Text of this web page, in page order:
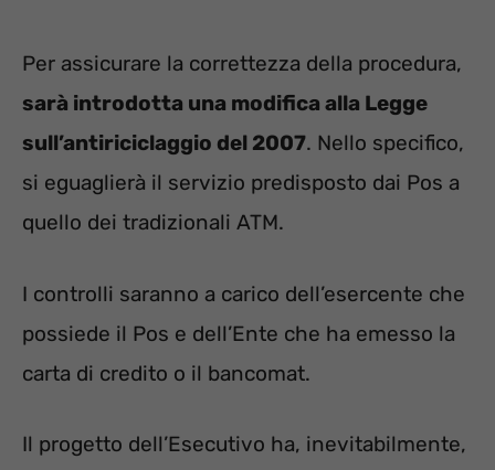
Per assicurare la correttezza della procedura,
sarà introdotta una modifica alla Legge
sull’antiriciclaggio del 2007. Nello specifico,
si eguaglierà il servizio predisposto dai Pos a
quello dei tradizionali ATM.
I controlli saranno a carico dell’esercente che
possiede il Pos e dell’Ente che ha emesso la
carta di credito o il bancomat.
Il progetto dell’Esecutivo ha, inevitabilmente,